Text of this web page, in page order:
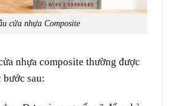
cửa nhựa Composite
nhựa composite thường được
bước sau: